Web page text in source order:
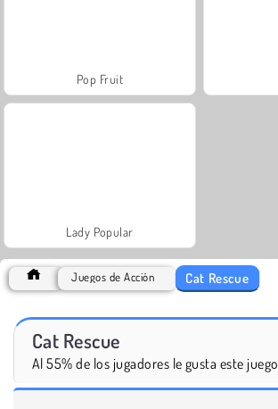
Pop Fruit
Lady Popular
Juegos de Acción Cat Rescue
Cat Rescue
Al 55% de los jugadores le gusta este juego